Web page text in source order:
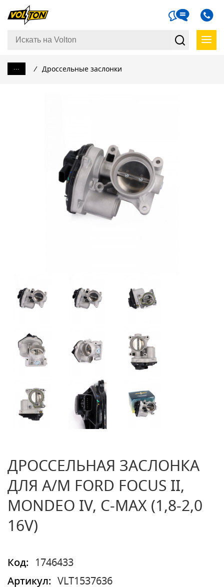
... / Дроссельные заслонки
ДРОССЕЛЬНАЯ ЗАСЛОНКА
ДЛЯ А/М FORD FOCUS II,
MONDEO IV, C-MAX (1,8-2,0
16V)
Код:
1746433
Артикул:
VLT1537636